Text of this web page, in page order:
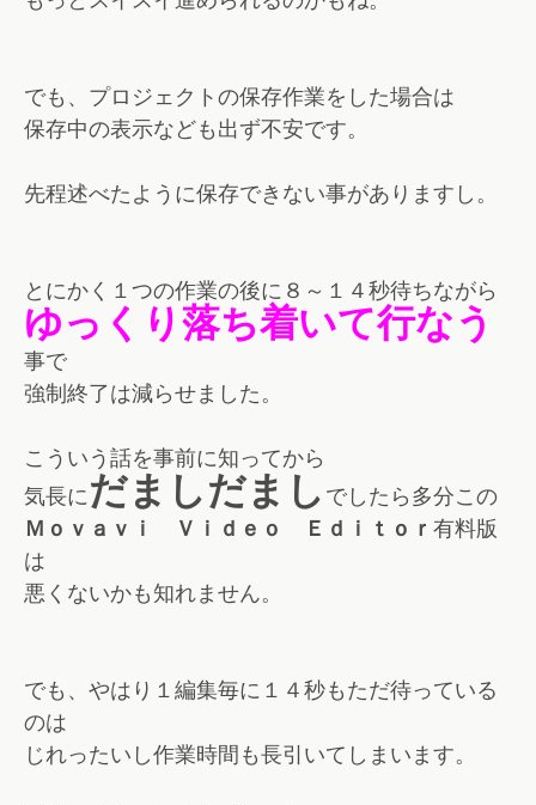
でも、プロジェクトの保存作業をした場合は
保存中の表示なども出ず不安です。
先程述べたように保存できない事がありますし。
とにかく１つの作業の後に８～１４秒待ちながら
ゆっくり落ち着いて行なう
事で
強制終了は減らせました。
こういう話を事前に知ってから
気長にだましだまし でしたら多分この
Ｍｏｖａｖｉ Ｖｉｄｅｏ Ｅｄｉｔｏｒ 有料版
は
悪くないかも知れません。
でも、やはり１編集毎に１４秒もただ待っている
のは
じれったいし作業時間も長引いてしまいます。